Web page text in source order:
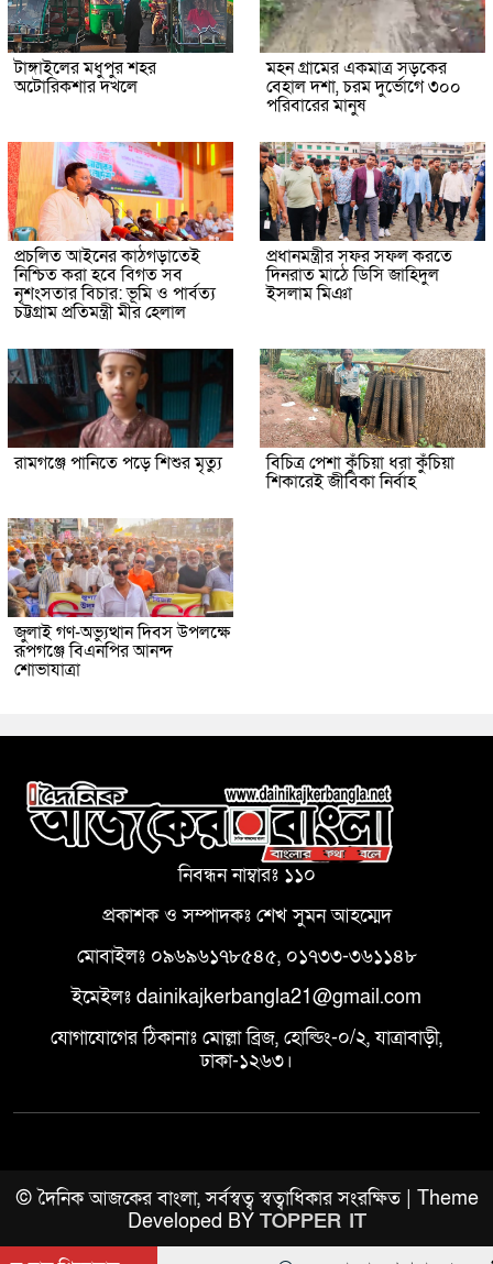
টাঙ্গাইলের মধুপুর শহর
অটোরিকশার দখলে
মহন গ্রামের একমাত্র সড়কের
বেহাল দশা, চরম দুর্ভোগে ৩০০
পরিবারের মানুষ
প্রচলিত আইনের কাঠগড়াতেই
নিশ্চিত করা হবে বিগত সব
নৃশংসতার বিচার: ভূমি ও পার্বত্য
চট্টগ্রাম প্রতিমন্ত্রী মীর হেলাল
প্রধানমন্ত্রীর সফর সফল করতে
দিনরাত মাঠে ডিসি জাহিদুল
ইসলাম মিঞা
রামগঞ্জে পানিতে পড়ে শিশুর মৃত্যু বিচিত্র পেশা কুঁচিয়া ধরা কুঁচিয়া
শিকারেই জীবিকা নির্বাহ
জুলাই গণ-অভ্যুত্থান দিবস উপলক্ষে
রূপগঞ্জে বিএনপির আনন্দ
শোভাযাত্রা
নিবন্ধন নাম্বারঃ ১১০
প্রকাশক ও সম্পাদকঃ শেখ সুমন আহম্মেদ
মোবাইলঃ ০৯৬৯৬১৭৮৫৪৫, ০১৭৩৩-৩৬১১৪৮
ইমেইলঃ dainikajkerbangla21@gmail.com
যোগাযোগের ঠিকানাঃ মোল্লা ব্রিজ, হোল্ডিং-০/২, যাত্রাবাড়ী,
ঢাকা-১২৬৩।
© দৈনিক আজকের বাংলা, সর্বস্বত্ব স্বত্বাধিকার সংরক্ষিত | Theme
Developed BY TOPPER IT